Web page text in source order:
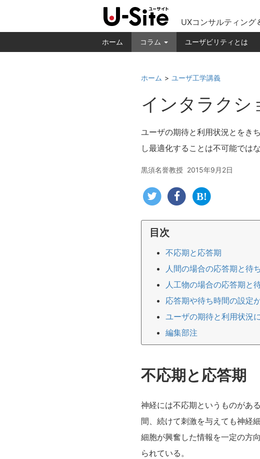
UXコンサルティング
ホーム コラム ユーザビリティとは
ホーム ユーザ工学講義
インタラクシ
ユーザの期待と利用状況とをき
し最適化することは不可能では
黒須名誉教授 2015年9月2日
目次
不応期と応答期
人間の場合の応答期と待
人工物の場合の応答期と
応答期や待ち時間の設定
ユーザの期待と利用状況
編集部注
不応期と応答期
神経には不応期というものがあ
間、続けて刺激を与えても神経
細胞が興奮した情報を一定の方
られている。